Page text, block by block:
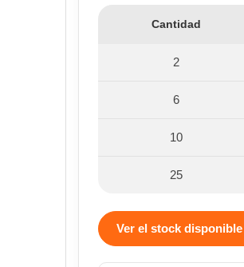
Cantidad
2
6
10
25
Ver el stock